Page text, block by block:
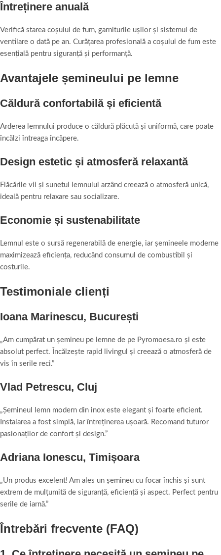
Întreținere anuală
Verifică starea coșului de fum, garniturile ușilor și sistemul de
ventilare o dată pe an. Curățarea profesională a coșului de fum este
esențială pentru siguranță și performanță.
Avantajele șemineului pe lemne
Căldură confortabilă și eficientă
Arderea lemnului produce o căldură plăcută și uniformă, care poate
încălzi întreaga încăpere.
Design estetic și atmosferă relaxantă
Flăcările vii și sunetul lemnului arzând creează o atmosferă unică,
ideală pentru relaxare sau socializare.
Economie și sustenabilitate
Lemnul este o sursă regenerabilă de energie, iar șemineele moderne
maximizează eficiența, reducând consumul de combustibil și
costurile.
Testimoniale clienți
Ioana Marinescu, București
„Am cumpărat un șemineu pe lemne de pe Pyromoesa.ro și este
absolut perfect. Încălzește rapid livingul și creează o atmosferă de
vis în serile reci.”
Vlad Petrescu, Cluj
„Șemineul lemn modern din inox este elegant și foarte eficient.
Instalarea a fost simplă, iar întreținerea ușoară. Recomand tuturor
pasionaților de confort și design.”
Adriana Ionescu, Timișoara
„Un produs excelent! Am ales un șemineu cu focar închis și sunt
extrem de mulțumită de siguranță, eficiență și aspect. Perfect pentru
serile de iarnă.”
Întrebări frecvente (FAQ)